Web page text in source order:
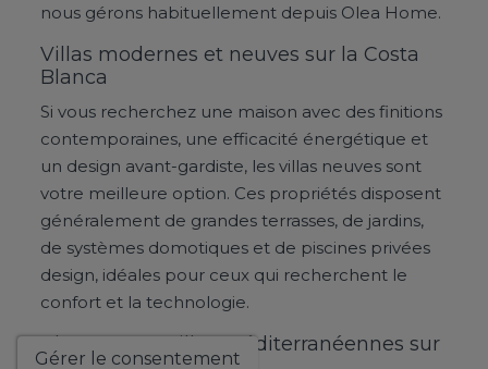
nous gérons habituellement depuis Olea Home.
Villas modernes et neuves sur la Costa
Blanca
Si vous recherchez une maison avec des finitions
contemporaines, une efficacité énergétique et
un design avant-gardiste, les villas neuves sont
votre meilleure option. Ces propriétés disposent
généralement de grandes terrasses, de jardins,
de systèmes domotiques et de piscines privées
design, idéales pour ceux qui recherchent le
confort et la technologie.
Charmantes villas méditerranéennes sur
Gérer le consentement